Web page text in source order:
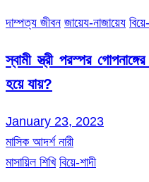
দাম্পত্য জীবন জায়েয-নাজায়েয
স্বামী স্ত্রী পরস্পর
হয়ে যায়?
January 23, 2023
মাসিক আদর্শ নারী
মাসায়িল শিখি বিয়ে-শাদী